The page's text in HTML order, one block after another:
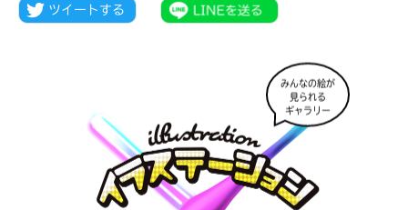
大人気
シリーズに
出会える
みんなの絵が
見られる
ギャラリー